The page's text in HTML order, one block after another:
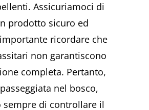
Assicuriamoci di
prodotto sicuro ed
ricordare che
non garantiscono
completa. Pertanto,
nel bosco,
sempre di controllare il